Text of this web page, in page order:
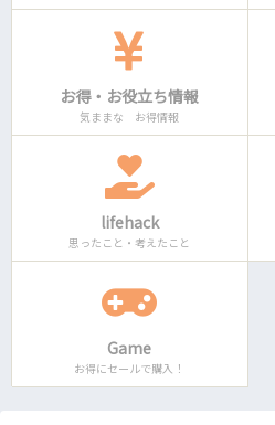
お得・お役立ち情報
気ままな お得情報
lifehack
思ったこと・考えたこと
Game
お得にセールで購入！